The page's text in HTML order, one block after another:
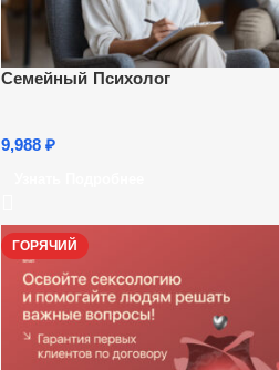
Семейный Психолог
9,988₽
ГОРЯЧИЙ